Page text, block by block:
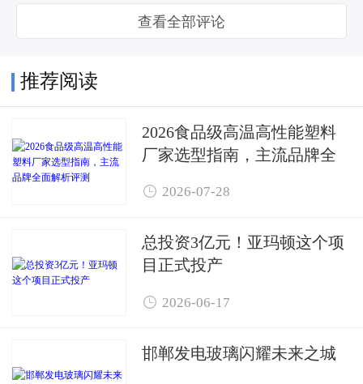
查看全部评论
推荐阅读
2026食品级高温高性能塑料
厂家选型指南，主流品牌全
 2026-07-28
总投资3亿元！亚玛顿这个项
目正式投产
 2026-06-17
邯郸发电玻璃闪耀未来之城